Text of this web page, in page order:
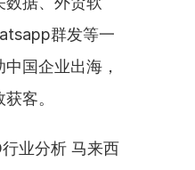
群发等一
国企业出海，
客。
业分析 马来西